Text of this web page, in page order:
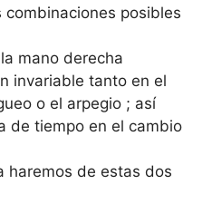
posibles
mano derecha
invariable tanto en el
o el arpegio ; así
de tiempo en el cambio
haremos de estas dos